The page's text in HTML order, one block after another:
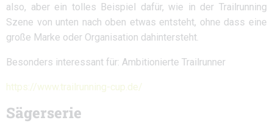
also, aber ein tolles Beispiel dafür, wie in der Trailrunning
Szene von unten nach oben etwas entsteht, ohne dass eine
große Marke oder Organisation dahintersteht.
Besonders interessant für: Ambitionierte Trailrunner
https://www.trailrunning-cup.de/
Sägerserie